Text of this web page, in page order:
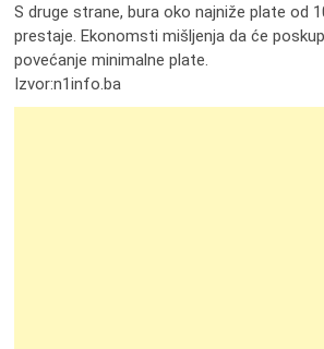
S druge strane, bura oko najniže plate od
prestaje. Ekonomsti mišljenja da će
povećanje minimalne plate.
Izvor:n1info.ba